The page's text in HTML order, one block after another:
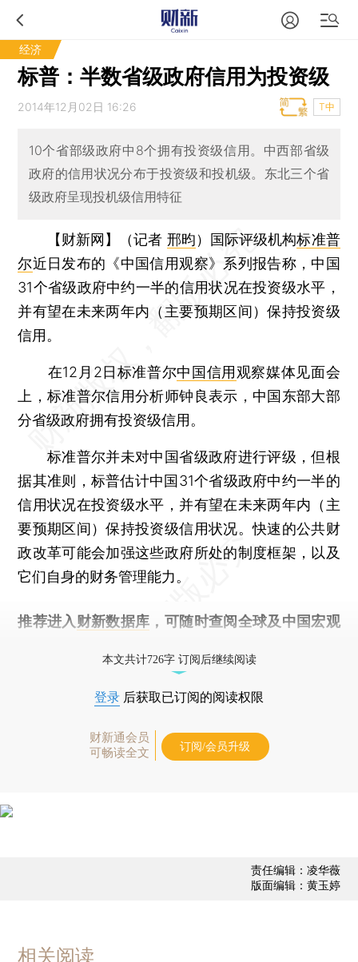
经济
标普：半数省级政府信用为投资级
2014年12月02日 16:26 T中
10个省部级政府中8个拥有投资级信用。中西部省级
政府的信用状况分布于投资级和投机级。东北三个省
级政府呈现投机级信用特征
【财新网】（记者 邢昀） 国际评级机构标准普
尔近日发布的《中国信用观察》系列报告称，中国
31个省级政府中约一半的信用状况在投资级水平，
并有望在未来两年内（主要预期区间）保持投资级
信用。
在12月2日标准普尔中国信用观察媒体见面会
上，标准普尔信用分析师钟良表示，中国东部大部
分省级政府拥有投资级信用。
标准普尔并未对中国省级政府进行评级，但根
据其准则，标普估计中国31个省级政府中约一半的
信用状况在投资级水平，并有望在未来两年内（主
要预期区间）保持投资级信用状况。快速的公共财
政改革可能会加强这些政府所处的制度框架，以及
它们自身的财务管理能力。
推荐进入 财新数据库 ，可随时查阅全球及中国宏观
本文共计726字 订阅后继续阅读
登录 后获取已订阅的阅读权限
财新通会员
可畅读全文
订阅/会员升级
责任编辑：凌华薇
版面编辑：黄玉婷
相关阅读